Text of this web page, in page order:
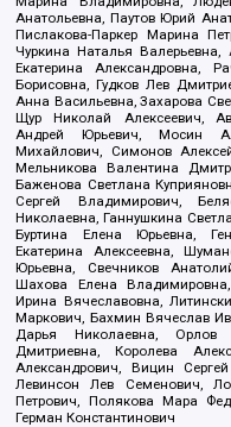
Анатольевна, Паутов Юрий
Пислакова-Паркер Марина
Чуркина Наталья Валерьевна,
Екатерина Александровна,
Борисовна, Гудков Лев
Анна Васильевна, Захарова
Щур Николай Алексеевич,
Андрей Юрьевич, Мосин
Михайлович, Симонов
Мельникова Валентина
Баженова Светлана
Сергей Владимирович,
Николаевна, Ганнушкина
Буртина Елена Юрьевна,
Екатерина Алексеевна,
Юрьевна, Свечников
Шахова Елена
Ирина Вячеславовна,
Маркович, Бахмин Вячеслав
Дарья Николаевна, Орлов
Дмитриевна, Королева
Александрович, Вицин
Левинсон Лев Семенович,
Петрович, Полякова Мара
Герман Константинович